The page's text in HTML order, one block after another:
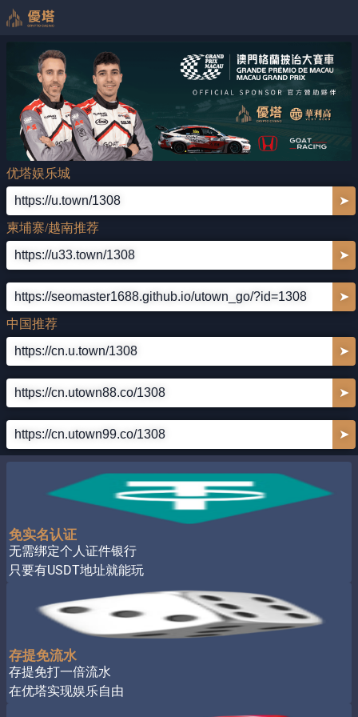
优塔娱乐城
https://u.town/1308
➤
柬埔寨/越南推荐
https://u33.town/1308
➤
https://seomaster1688.github.io/utown_go/?id=1308
➤
中国推荐
https://cn.u.town/1308
➤
https://cn.utown88.co/1308 ➤
https://cn.utown99.co/1308 ➤
免实名认证
无需绑定个人证件银行
只要有USDT地址就能玩
存提免流水
存提免打一倍流水
在优塔实现娱乐自由